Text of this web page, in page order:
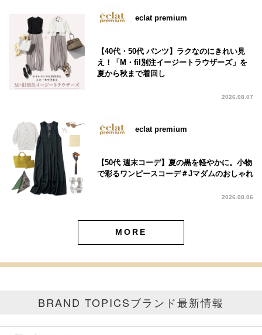
eclat premium
【40代・50代 パンツ】ラクなのにきれい見
え！「M・fil別注イージートラウザーズ」を
夏から秋まで着回し
2026.08.07
eclat premium
【50代 週末コーデ】夏の黒を軽やかに。小物
で彩るワンピースコーデ＃Jマダムのおしゃれ
2026.08.06
MORE
BRAND TOPICSブランド最新情報